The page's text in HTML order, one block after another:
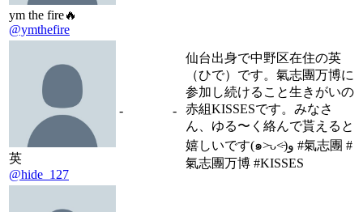
ym the fire🔥
@ymthefire
英
@hide_127
- -
仙台出身で中野区在住の英
（ひで）です。氣志團万博に
参加し続けること生きがいの
赤組KISSESです。みなさ
ん、ゆる〜く絡んで貰えると
嬉しいです(๑˃̵ᴗ˂̵)و #氣志團 #
氣志團万博 #KISSES